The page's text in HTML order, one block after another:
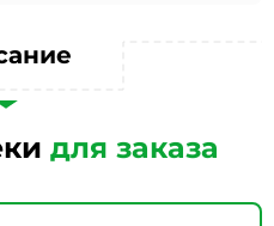
для заказа